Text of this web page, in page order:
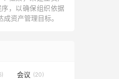
，以确保组织依据
资产管理目标。
会议 (20)